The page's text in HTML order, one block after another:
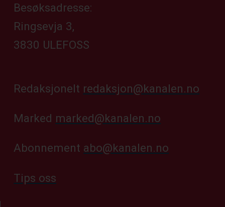
Besøksadresse:
Ringsevja 3,
3830 ULEFOSS
Redaksjonelt redaksjon@kanalen.no
Marked marked@kanalen.no
Abonnement abo@kanalen.no
Tips oss